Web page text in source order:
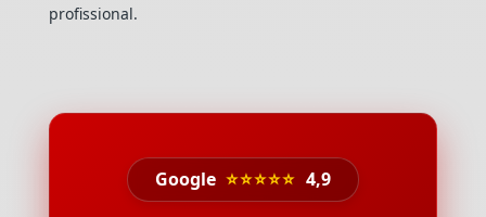
profissional.
Google ⭐⭐⭐⭐⭐ 4,9